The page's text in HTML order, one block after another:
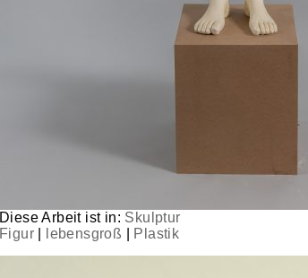
Diese Arbeit ist in: Skulptur
Figur
lebensgroß Plastik